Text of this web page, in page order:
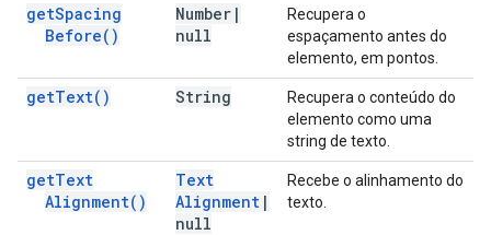
getSpacing
Before( )
Number |
null
Recupera o
espaçamento antes do
elemento, em pontos.
getText( ) String
Recupera o conteúdo do
elemento como uma
string de texto.
getText
Alignment( )
Text
Alignment |
null
Recebe o alinhamento do
texto.